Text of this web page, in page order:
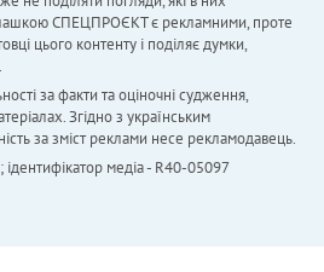
СПЕЦПРОЄКТ є рекламними, проте
цього контенту і поділяє думки,
за факти та оціночні судження,
Згідно з українським
за зміст реклами несе рекламодавець.
ідентифікатор медіа - R40-05097